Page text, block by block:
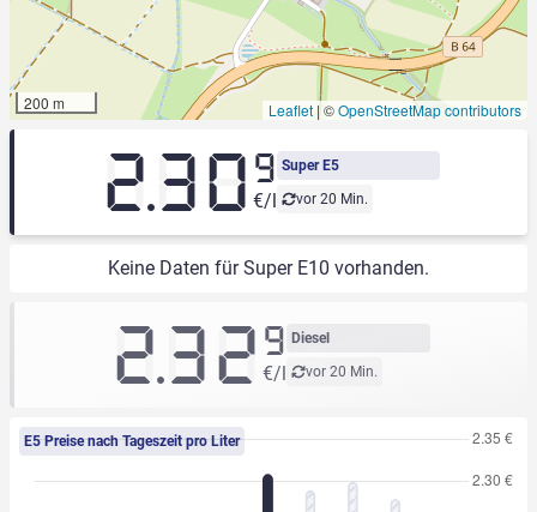
200 m Leaflet | ©OpenStreetMap contributors
Super E5
vor 20 Min.
2.309
€/l
Keine Daten für Super E10 vorhanden.
Diesel
vor 20 Min.
2.329
€/l
E5 Preise nach Tageszeit pro Liter